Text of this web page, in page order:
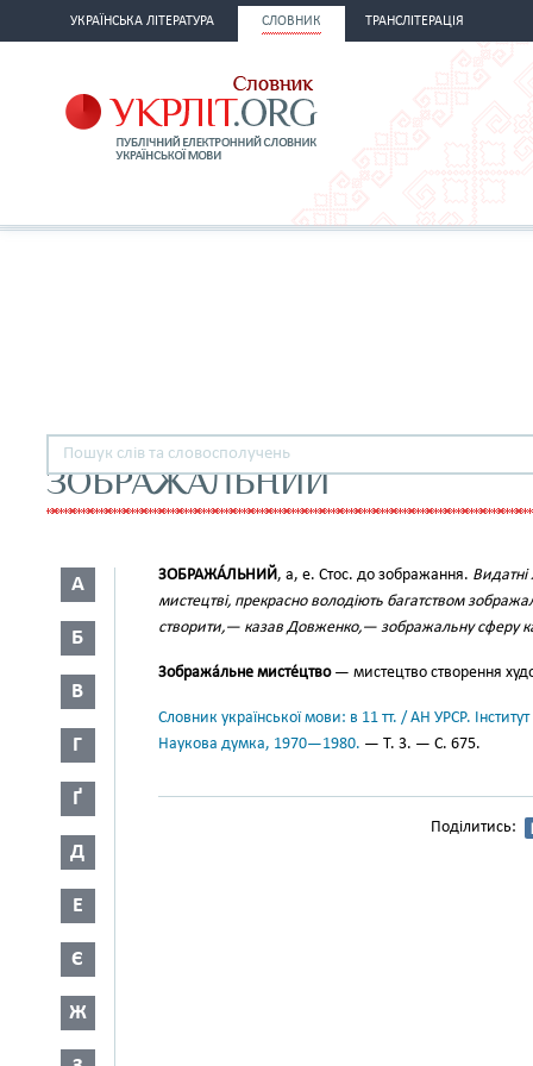
УКРАЇНСЬКА ЛІТЕРАТУРА СЛОВНИК ТРАНСЛІТЕРАЦІЯ
ЗОБРАЖАЛЬНИЙ
А
Б
В
Г
Ґ
Д
Е
Є
Ж
ЗОБРАЖА́ЛЬНИЙ, а, е. Стос. до зображання.
мистецтві, прекрасно володіють багатством
створити,— казав Довженко,— зображальну сферу
Зобража́льне мисте́цтво— мистецтво створення
Словник української мови: в 11 тт. / АН УРСР.
Наукова думка, 1970—1980. — Т. 3. — С. 675.
Поділитись: